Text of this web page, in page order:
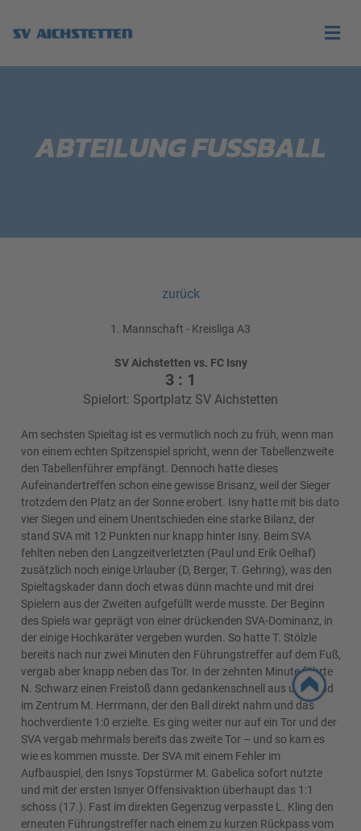
ABTEILUNG FUSSBALL
zurück
1. Mannschaft - Kreisliga A3
SV Aichstetten vs. FC Isny
3 : 1
Spielort: Sportplatz SV Aichstetten
Am sechsten Spieltag ist es vermutlich noch zu früh, wenn man
von einem echten Spitzenspiel spricht, wenn der Tabellenzweite
den Tabellenführer empfängt. Dennoch hatte dieses
Aufeinandertreffen schon eine gewisse Brisanz, weil der Sieger
trotzdem den Platz an der Sonne erobert. Isny hatte mit bis dato
vier Siegen und einem Unentschieden eine starke Bilanz, der
stand SVA mit 12 Punkten nur knapp hinter Isny. Beim SVA
fehlten neben den Langzeitverletzten (Paul und Erik Oelhaf)
zusätzlich noch einige Urlauber (D, Berger, T. Gehring), was den
Spieltagskader dann doch etwas dünn machte und mit drei
Spielern aus der Zweiten aufgefüllt werde musste. Der Beginn
des Spiels war geprägt von einer drückenden SVA-Dominanz, in
der einige Hochkaräter vergeben wurden. So hatte T. Stölzle
bereits nach nur zwei Minuten den Führungstreffer auf dem Fuß,
vergab aber knapp neben das Tor. In der zehnten Minute führte
N. Schwarz einen Freistoß dann gedankenschnell aus und fand
im Zentrum M. Herrmann, der den Ball direkt nahm und das
hochverdiente 1:0 erzielte. Es ging weiter nur auf ein Tor und der
SVA vergab mehrmals bereits das zweite Tor – und so kam es
wie es kommen musste. Der SVA mit einem Fehler im
Aufbauspiel, den Isnys Topstürmer M. Gabelica sofort nutzte
und mit der ersten Isnyer Offensivaktion überhaupt das 1:1
schoss (17.). Fast im direkten Gegenzug verpasste L. Kling den
erneuten Führungstreffer nach einem zu kurzen Rückpass vom